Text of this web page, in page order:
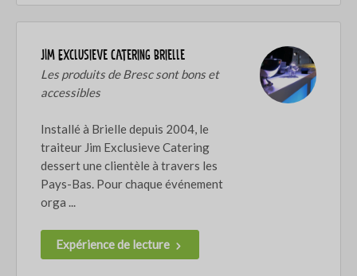
JIM Exclusieve Catering Brielle
Les produits de Bresc sont bons et
accessibles
Installé à Brielle depuis 2004, le
traiteur Jim Exclusieve Catering
dessert une clientèle à travers les
Pays-Bas. Pour chaque événement
orga ...
Expérience de lecture